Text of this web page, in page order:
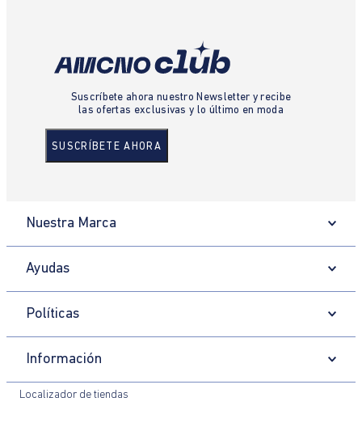
Suscríbete ahora nuestro Newsletter y recibe
las ofertas exclusivas y lo último en moda
SUSCRÍBETE AHORA
Nuestra Marca
Ayudas
Políticas
Información
Localizador de tiendas